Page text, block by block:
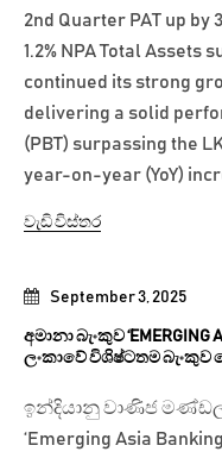
September 3, 2025
අමානා බැංකුව ‘EMERGING
ලංකාවේ විශිෂ්ටතම බැංකුව
ඉන්දියානු වාණිජ
‘Emerging Asia
2nd Quarter PAT up by
1.2% NPA Total Assets
continued its strong
delivering a solid
(PBT) surpassing the
year-on-year (YoY)
වැඩි විස්තර